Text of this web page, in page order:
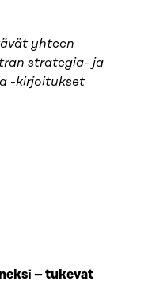
yhteen
strategia- ja
-kirjoitukset
– tukevat